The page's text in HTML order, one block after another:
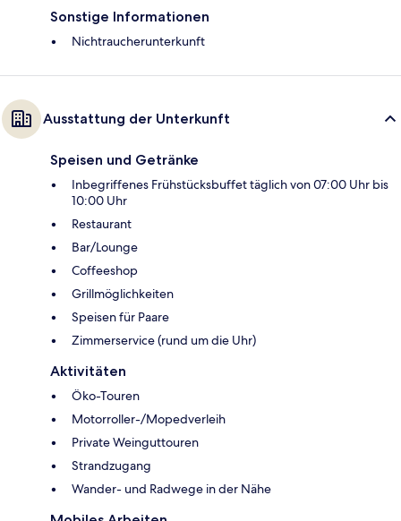
Sonstige Informationen
Nichtraucherunterkunft
Ausstattung der Unterkunft
Speisen und Getränke
Inbegriffenes Frühstücksbuffet täglich von 07:00 Uhr bis
10:00 Uhr
Restaurant
Bar/Lounge
Coffeeshop
Grillmöglichkeiten
Speisen für Paare
Zimmerservice (rund um die Uhr)
Aktivitäten
Öko-Touren
Motorroller-/Mopedverleih
Private Weinguttouren
Strandzugang
Wander- und Radwege in der Nähe